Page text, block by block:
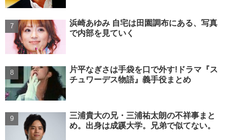
浜崎あゆみ 自宅は田園調布にある、写真
で内部を見ていく
片平なぎさは手袋を口で外す!ドラマ『ス
チュワーデス物語』義手役まとめ
三浦貴大の兄・三浦祐太朗の不祥事まと
め。出身は成蹊大学。兄弟で似てない。